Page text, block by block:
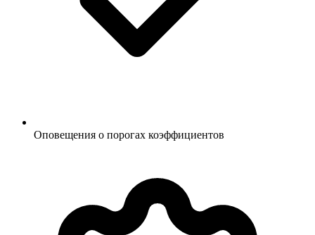
Оповещения о порогах коэффициентов